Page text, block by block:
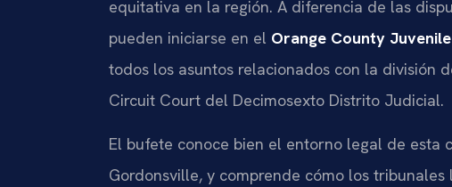
equitativa en la región. A diferencia de las
pueden iniciarse en el Orange County
todos los asuntos relacionados con la división
Circuit Court del Decimosexto Distrito Judicial.
El bufete conoce bien el entorno legal de esta
Gordonsville, y comprende cómo los